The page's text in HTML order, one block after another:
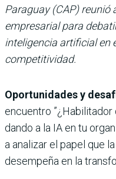
Paraguay (CAP) reunió
empresarial para
inteligencia artificial en
competitividad.
Oportunidades y
encuentro
dando a la IA en tu
a analizar el papel que
desempeña en la